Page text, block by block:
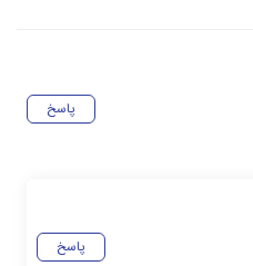
پاسخ
پاسخ